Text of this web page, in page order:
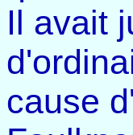
Il avait
cause